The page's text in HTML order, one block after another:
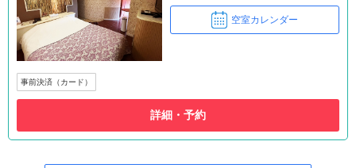
空室カレンダー
事前決済（カード）
詳細・予約